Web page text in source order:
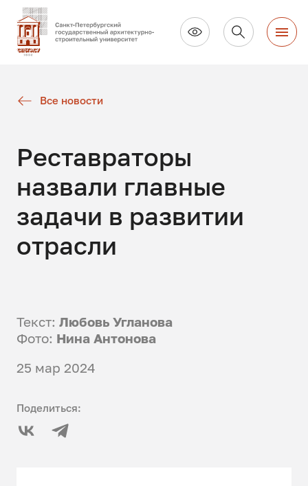
Все новости
Реставраторы
назвали главные
задачи в развитии
отрасли
Текст:Любовь Угланова
Фото: Нина Антонова
25 мар 2024
Поделиться: